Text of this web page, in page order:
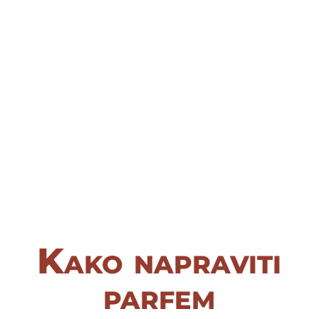
Kako napraviti
parfem